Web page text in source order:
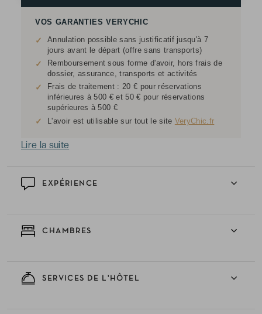
EXPÉRIENCE
CHAMBRES
SERVICES DE L'HÔTEL
VOS GARANTIES VERYCHIC
✓
Annulation possible sans justificatif jusqu'à 7
jours avant le départ (offre sans transports)
✓
Remboursement sous forme d'avoir, hors frais de
dossier, assurance, transports et activités
✓
Frais de traitement : 20 € pour réservations
inférieures à 500 € et 50 € pour réservations
supérieures à 500 €
✓ L'avoir est utilisable sur tout le site VeryChic.fr
Lire la suite